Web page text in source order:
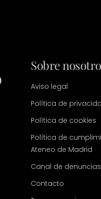
Sobre
Aviso legal
Política de
Política de cookies
Política de
Ateneo de Madrid
Canal de denuncias
Contacto